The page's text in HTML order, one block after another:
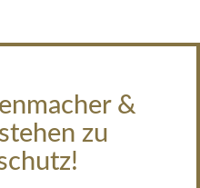
&
zu